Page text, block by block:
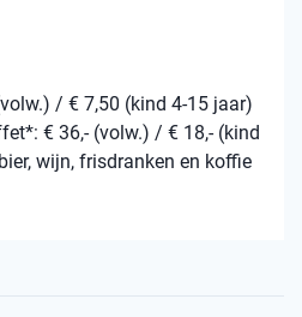
/ € 7,50 (kind 4-15 jaar)
€ 36,- (volw.) / € 18,- (kind
wijn, frisdranken en koffie